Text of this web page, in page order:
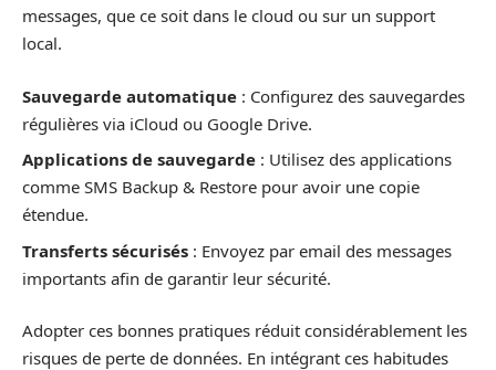
messages, que ce soit dans le cloud ou sur un support
local.
Sauvegarde automatique : Configurez des sauvegardes
régulières via iCloud ou Google Drive.
Applications de sauvegarde : Utilisez des applications
comme SMS Backup & Restore pour avoir une copie
étendue.
Transferts sécurisés : Envoyez par email des messages
importants afin de garantir leur sécurité.
Adopter ces bonnes pratiques réduit considérablement les
risques de perte de données. En intégrant ces habitudes